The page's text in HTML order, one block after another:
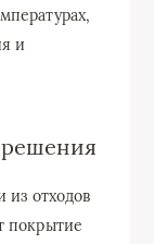
и
из отходов
покрытие